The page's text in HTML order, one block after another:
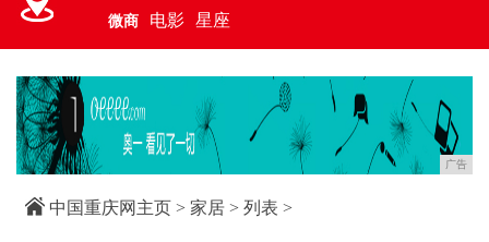
微商 电影 星座
广告
中国重庆网主页 > 家居 > 列表 >